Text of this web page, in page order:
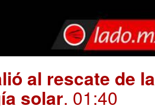
al rescate de la
solar. 01:40